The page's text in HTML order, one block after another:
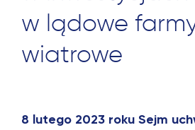
w lądowe
wiatrowe
8 lutego 2023 roku Sejm